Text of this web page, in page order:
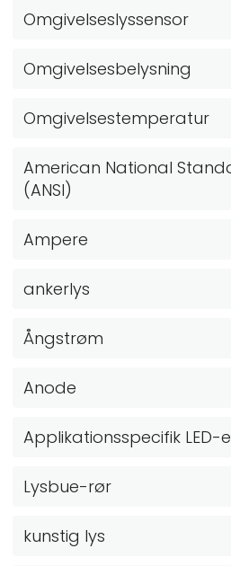
Omgivelseslyssensor
Omgivelsesbelysning
Omgivelsestemperatur
American National
(ANSI)
Ampere
ankerlys
Ångstrøm
Anode
Applikationsspecifik LED-
Lysbue-rør
kunstig lys